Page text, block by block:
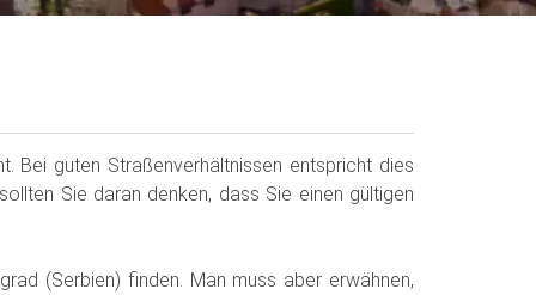
Bei guten Straßenverhältnissen entspricht dies
Sie daran denken, dass Sie einen gültigen
(Serbien) finden. Man muss aber erwähnen,